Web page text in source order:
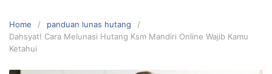
Home
panduan lunas hutang
Dahsyat! Cara Melunasi Hutang Ksm Mandiri Online Wajib Kamu
Ketahui